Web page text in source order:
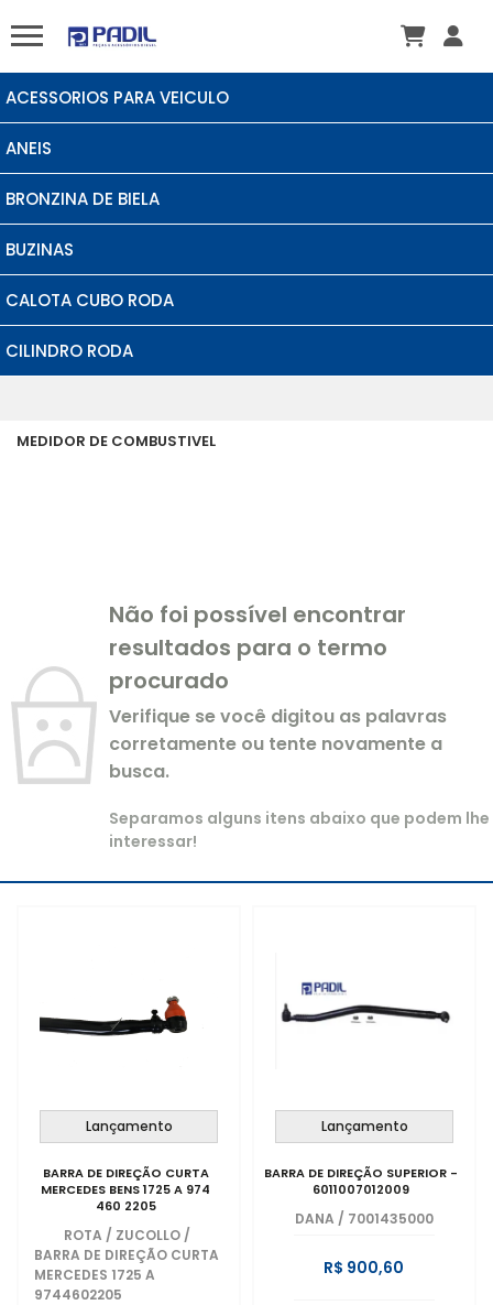
ACESSORIOS PARA VEICULO
ANEIS
BRONZINA DE BIELA
BUZINAS
CALOTA CUBO RODA
CILINDRO RODA
MEDIDOR DE COMBUSTIVEL
Não foi possível encontrar
resultados para o termo
procurado
Verifique se você digitou as palavras
corretamente ou tente novamente a
busca.
Separamos alguns itens abaixo que podem lhe
interessar!
Lançamento
BARRA DE DIREÇÃO CURTA
MERCEDES BENS 1725 A 974
460 2205
ROTA / ZUCOLLO /
BARRA DE DIREÇÃO CURTA
MERCEDES 1725 A
9744602205
Lançamento
BARRA DE DIREÇÃO SUPERIOR -
6011007012009
DANA / 7001435000
R$ 900,60